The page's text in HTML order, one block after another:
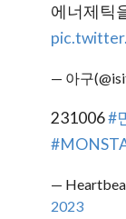
에너제틱
— 아구
231006#
—
2023